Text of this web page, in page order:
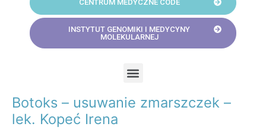
CENTRUM MEDYCZNE CODE
INSTYTUT GENOMIKI I MEDYCYNY
MOLEKULARNEJ
Botoks – usuwanie zmarszczek –
lek. Kopeć Irena
Post
navigation